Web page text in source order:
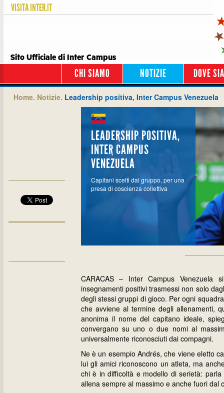
VISITAINTER.IT
Sito Ufficiale di Inter Campus
CHI SIAMO NOTIZIE DOVE
Home. Notizie. Leadership positiva, Inter Campus Venezuela
LEADERSHIP POSITIVA,
INTER CAMPUS
VENEZUELA
Capitani scelti dal gruppo, per una
presa di coscienza collettiva
CARACAS – Inter Campus
insegnamenti positivi trasmessi non solo
degli stessi gruppi di gioco. Per ogni
che avviene al termine degli allenamenti,
anonima il nome del capitano ideale,
convergano su uno o due nomi al
universalmente riconosciuti dai compagni.
Ne è un esempio Andrés, che viene eletto
lui gli amici riconoscono un atleta, ma
chi è in difficoltà e modello di serietà:
allena sempre al massimo e anche fuori dal